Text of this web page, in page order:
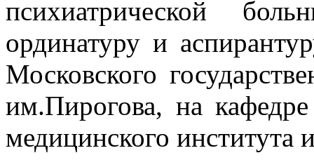
психиатрической
ординатуру и
Московского
им.Пирогова, на
медицинского института